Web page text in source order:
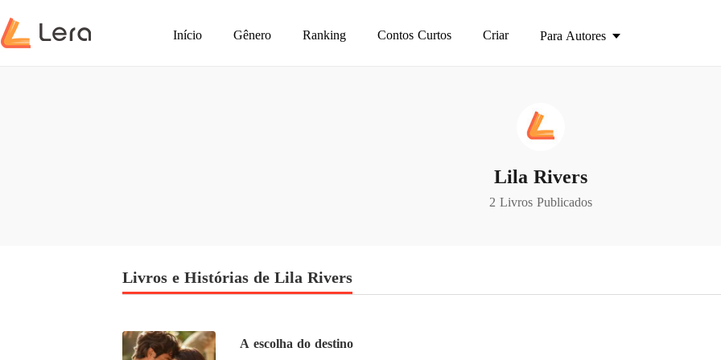
Início Gênero Ranking Contos Curtos Criar Para Autores
Lila Rivers
2 Livros Publicados
Livros e Histórias de Lila Rivers
A escolha do destino